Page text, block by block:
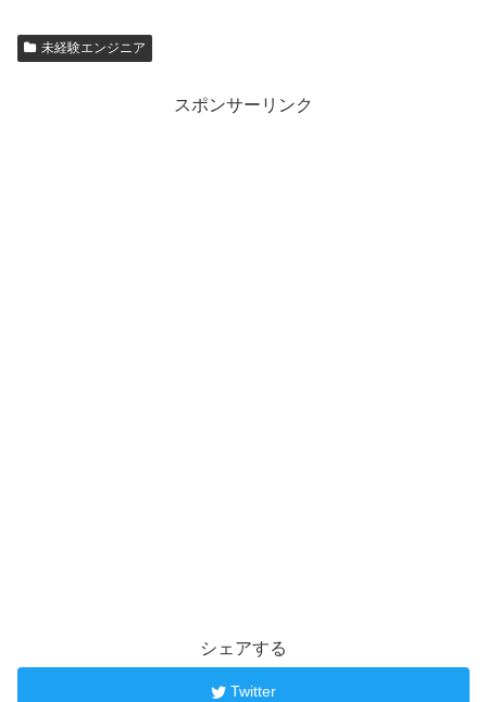
未経験エンジニア
スポンサーリンク
シェアする
Twitter